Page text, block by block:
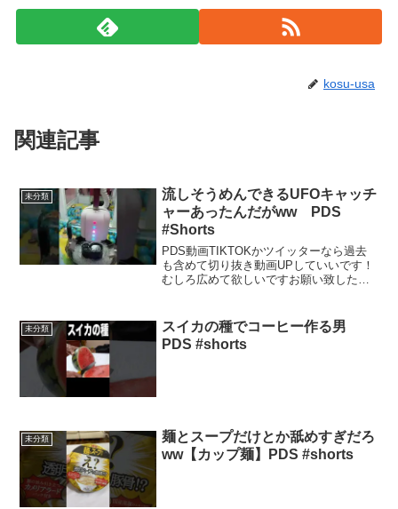
kosu-usa
関連記事
未分類
流しそうめんできるUFOキャッチ
ャーあったんだがww PDS
#Shorts
PDS動画TIKTOKかツイッターなら過去
も含めて切り抜き動画UPしていいです！
むしろ広めて欲しいですお願い致したま
リー素材↓1分半笑って...
未分類
スイカの種でコーヒー作る男
PDS #shorts
未分類
麺とスープだけとか舐めすぎだろ
ww【カップ麺】PDS #shorts